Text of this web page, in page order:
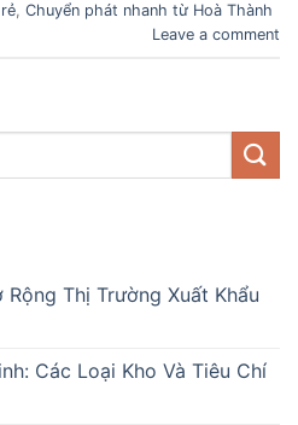
, Chuyển phát nhanh từ Hoà Thành
Leave a comment
Thị Trường Xuất Khẩu
Các Loại Kho Và Tiêu Chí